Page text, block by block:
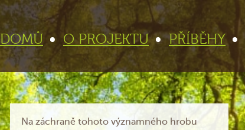
DOMŮ O PROJEKTU PŘÍBĚHY
Na záchraně tohoto významného hrobu